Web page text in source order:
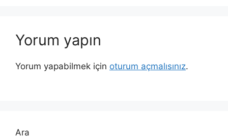
Yorum yapın
Yorum yapabilmek için oturum açmalısınız.
Ara